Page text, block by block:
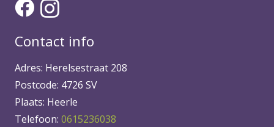
Contact info
Adres: Herelsestraat 208
Postcode: 4726 SV
Plaats: Heerle
Telefoon: 0615236038